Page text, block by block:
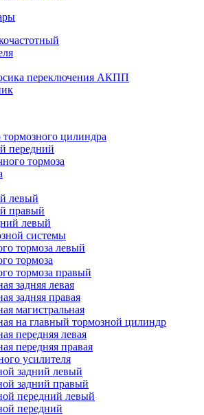
переключения АКПП
тормозного цилиндра
передний
тормоза
левый
правый
левый
системы
тормоза левый
тормоза
тормоза правый
задняя левая
задняя правая
магистральная
на главный тормозной цилиндр
передняя левая
передняя правая
усилителя
задний левый
задний правый
передний левый
передний